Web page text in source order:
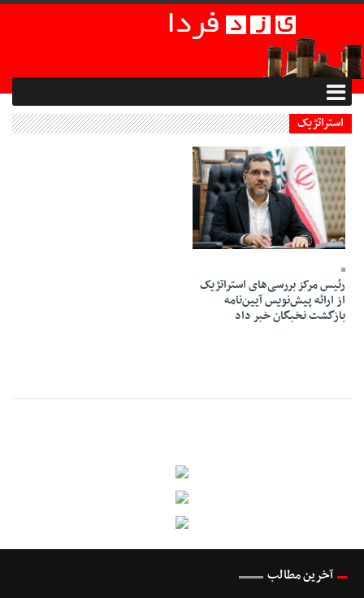
استراتژیک
25 Mehr 1401 - 21:14
رئیس مرکز بررسی‌های استراتژیک
از ارائه پیش‌نویس آیین‌نامه
بازگشت نخبگان خبر داد
آخرین مطالب